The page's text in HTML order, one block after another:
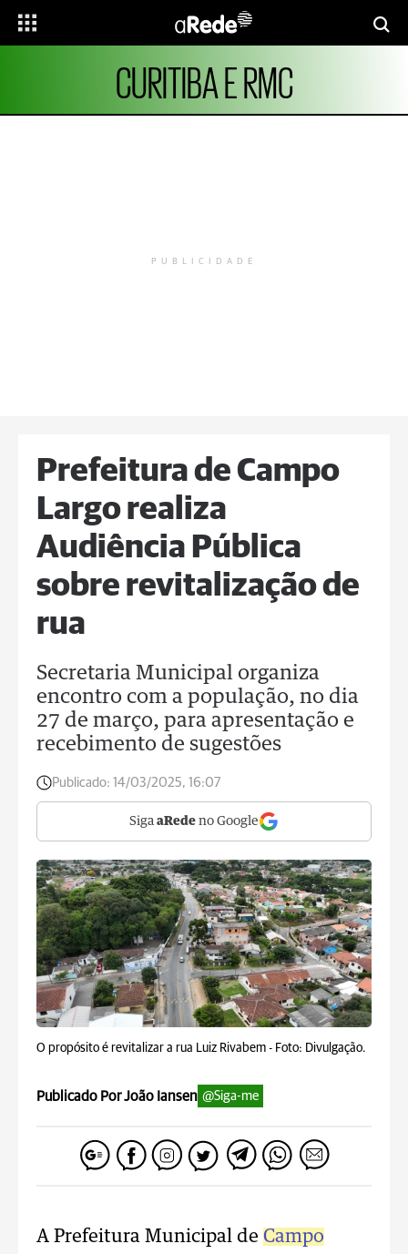
CURITIBA E RMC
PUBLICIDADE
Prefeitura de Campo
Largo realiza
Audiência Pública
sobre revitalização de
rua
Secretaria Municipal organiza
encontro com a população, no dia
27 de março, para apresentação e
recebimento de sugestões
Publicado: 14/03/2025, 16:07
Siga aRede no Google
O propósito é revitalizar a rua Luiz Rivabem - Foto: Divulgação.
Publicado Por João Iansen @Siga-me
A Prefeitura Municipal de Campo